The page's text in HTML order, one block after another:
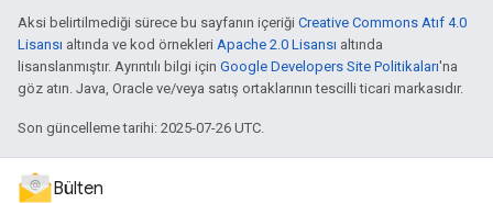
Aksi belirtilmediği sürece bu sayfanın içeriği Creative Commons Atıf 4.0
Lisansı altında ve kod örnekleri Apache 2.0 Lisansı altında
lisanslanmıştır. Ayrıntılı bilgi için Google Developers Site Politikaları'na
göz atın. Java, Oracle ve/veya satış ortaklarının tescilli ticari markasıdır.
Son güncelleme tarihi: 2025-07-26 UTC.
Bülten